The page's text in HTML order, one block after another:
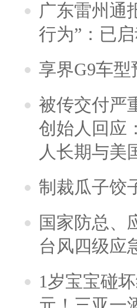
广东雷州通
行为”：已
享界G9车型
被传交付严
创始人回应
人长期与美
制裁瓜子饺
国家防总、
台风四级应
1岁宝宝碰